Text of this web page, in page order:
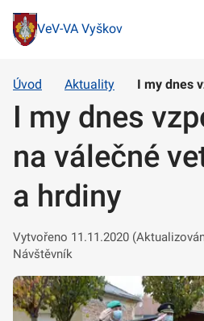
VeV-VA Vyškov
Úvod Aktuality I my dnes
I my dnes
na válečné
a hrdiny
Vytvořeno 11.11.2020
Návštěvník